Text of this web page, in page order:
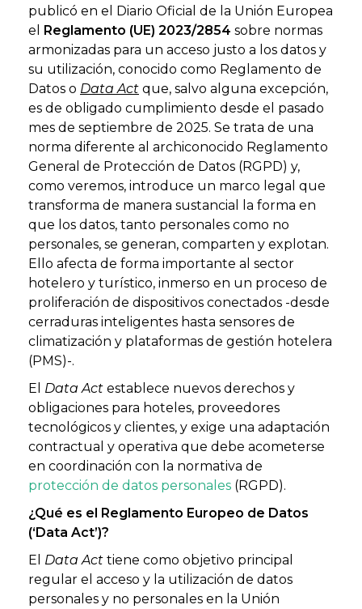
publicó en el Diario Oficial de la Unión Europea
el Reglamento (UE) 2023/2854 sobre normas
armonizadas para un acceso justo a los datos y
su utilización, conocido como Reglamento de
Datos o Data Act que, salvo alguna excepción,
es de obligado cumplimiento desde el pasado
mes de septiembre de 2025. Se trata de una
norma diferente al archiconocido Reglamento
General de Protección de Datos (RGPD) y,
como veremos, introduce un marco legal que
transforma de manera sustancial la forma en
que los datos, tanto personales como no
personales, se generan, comparten y explotan.
Ello afecta de forma importante al sector
hotelero y turístico, inmerso en un proceso de
proliferación de dispositivos conectados -desde
cerraduras inteligentes hasta sensores de
climatización y plataformas de gestión hotelera
(PMS)-.
El Data Act establece nuevos derechos y
obligaciones para hoteles, proveedores
tecnológicos y clientes, y exige una adaptación
contractual y operativa que debe acometerse
en coordinación con la normativa de
protección de datos personales (RGPD).
¿Qué es el Reglamento Europeo de Datos
(‘Data Act’)?
El Data Act tiene como objetivo principal
regular el acceso y la utilización de datos
personales y no personales en la Unión